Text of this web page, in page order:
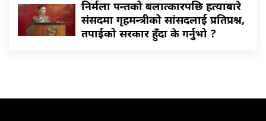
निर्मला पन्तको बलात्कारपछि हत्याबारे
संसदमा गृहमन्त्रीको सांसदलाई प्रतिप्रश्न,
तपाईको सरकार हुँदा के गर्नुभो ?